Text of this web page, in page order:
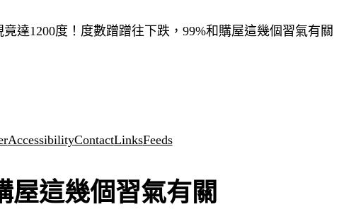
竟達1200度！度數蹭蹭往下跌，99%和購屋這幾個習氣有關
AccessibilityContactLinksFeeds
屋這幾個習氣有關